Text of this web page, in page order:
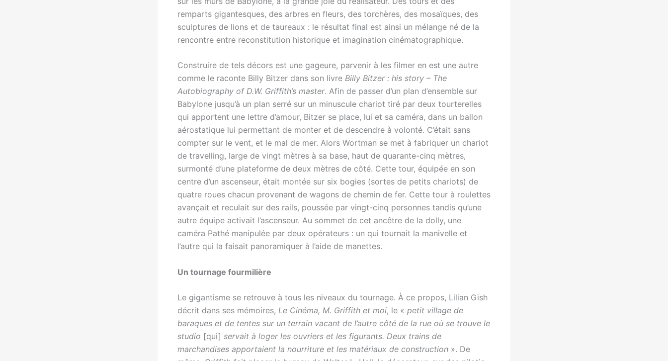
remparts gigantesques, des arbres en fleurs, des torchères, des mosaïques, des
sculptures de lions et de taureaux : le résultat final est ainsi un mélange né de la
rencontre entre reconstitution historique et imagination cinématographique.
Construire de tels décors est une gageure, parvenir à les filmer en est une autre
comme le raconte Billy Bitzer dans son livre Billy Bitzer : his story – The
Autobiography of D.W. Griffith’s master. Afin de passer d’un plan d’ensemble sur
Babylone jusqu’à un plan serré sur un minuscule chariot tiré par deux tourterelles
qui apportent une lettre d’amour, Bitzer se place, lui et sa caméra, dans un ballon
aérostatique lui permettant de monter et de descendre à volonté. C’était sans
compter sur le vent, et le mal de mer. Alors Wortman se met à fabriquer un chariot
de travelling, large de vingt mètres à sa base, haut de quarante-cinq mètres,
surmonté d’une plateforme de deux mètres de côté. Cette tour, équipée en son
centre d’un ascenseur, était montée sur six bogies (sortes de petits chariots) de
quatre roues chacun provenant de wagons de chemin de fer. Cette tour à roulettes
avançait et reculait sur des rails, poussée par vingt-cinq personnes tandis qu’une
autre équipe activait l’ascenseur. Au sommet de cet ancêtre de la dolly, une
caméra Pathé manipulée par deux opérateurs : un qui tournait la manivelle et
l’autre qui la faisait panoramiquer à l’aide de manettes.
Un tournage fourmilière
Le gigantisme se retrouve à tous les niveaux du tournage. À ce propos, Lilian Gish
décrit dans ses mémoires, Le Cinéma, M. Griffith et moi, le « petit village de
baraques et de tentes sur un terrain vacant de l’autre côté de la rue où se trouve le
studio [qui] servait à loger les ouvriers et les figurants. Deux trains de
marchandises apportaient la nourriture et les matériaux de construction ». De